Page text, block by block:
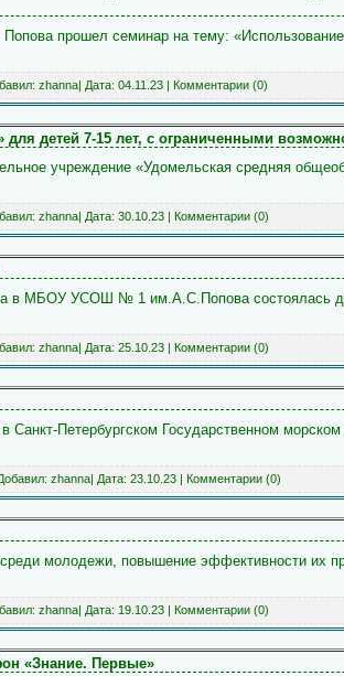
прошел семинар на тему: «Использование
zhanna| Дата: 04.11.23 | Комментарии (0)
для детей 7-15 лет, с ограниченными
учреждение «Удомельская средняя
zhanna| Дата: 30.10.23 | Комментарии (0)
в МБОУ УСОШ № 1 им.А.С.Попова состоялась
zhanna| Дата: 25.10.23 | Комментарии (0)
в Санкт-Петербургском Государственном
zhanna| Дата: 23.10.23 | Комментарии (0)
среди молодежи, повышение эффективности их
zhanna| Дата: 19.10.23 | Комментарии (0)
«Знание. Первые»